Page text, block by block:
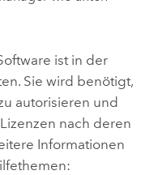
ist in der
Sie wird benötigt,
autorisieren und
nach deren
Informationen